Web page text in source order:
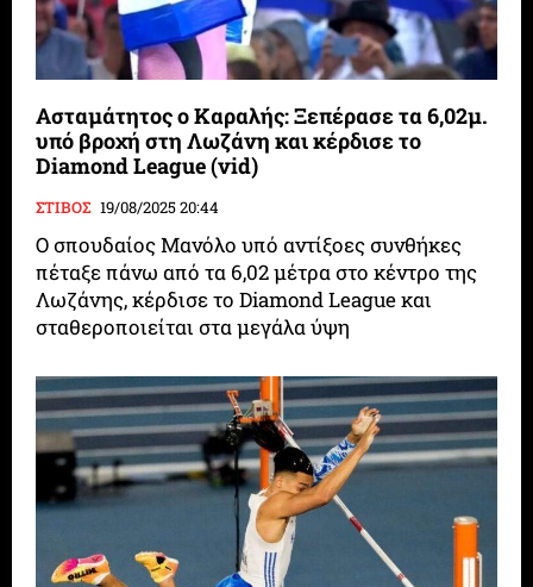
Ασταμάτητος ο Καραλής: Ξεπέρασε τα 6,02μ.
υπό βροχή στη Λωζάνη και κέρδισε το
Diamond League (vid)
ΣΤΙΒΟΣ 19/08/2025 20:44
Ο σπουδαίος Μανόλο υπό αντίξοες συνθήκες
πέταξε πάνω από τα 6,02 μέτρα στο κέντρο της
Λωζάνης, κέρδισε το Diamond League και
σταθεροποιείται στα μεγάλα ύψη